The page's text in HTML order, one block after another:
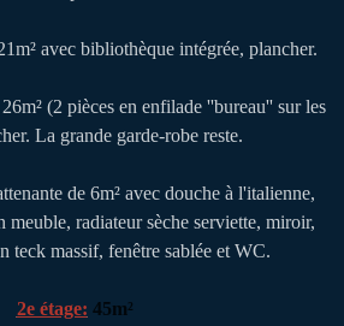
avec bibliothèque intégrée, plancher.
(2 pièces en enfilade ''bureau'' sur les
La grande garde-robe reste.
de 6m² avec douche à l'italienne,
meuble, radiateur sèche serviette, miroir,
teck massif, fenêtre sablée et WC.
2e étage: 45m²